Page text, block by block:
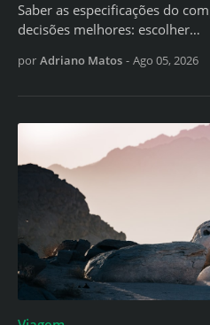
Saber as especificações do
decisões melhores: escolher…
por Adriano Matos - Ago 05, 2026